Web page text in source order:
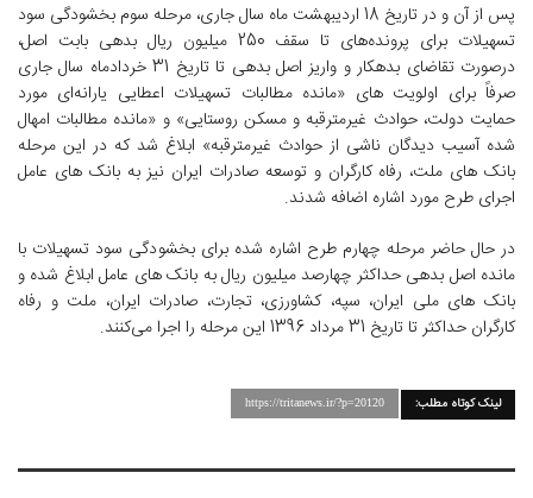
پس از آن و در تاریخ 18 اردیبهشت ماه سال جاری، مرحله سوم بخشودگی سود
تسهیلات برای پرونده‌های تا سقف 250 میلیون ریال بدهی بابت اصل،
درصورت تقاضای بدهکار و واریز اصل بدهی تا تاریخ 31 خردادماه سال جاری
صرفاً برای اولویت های «مانده مطالبات تسهیلات اعطایی یارانه‌ای مورد
حمایت دولت، حوادث غیرمترقبه و مسکن روستایی» و «مانده مطالبات امهال
شده آسیب دیدگان ناشی از حوادث غیرمترقبه» ابلاغ شد که در این مرحله
بانک های ملت، رفاه کارگران و توسعه صادرات ایران نیز به بانک های عامل
اجرای طرح مورد اشاره اضافه شدند.
در حال حاضر مرحله چهارم طرح اشاره شده برای بخشودگی سود تسهیلات با
مانده اصل بدهی حداکثر چهارصد میلیون ریال به بانک های عامل ابلاغ شده و
بانک های ملی ایران، سپه، کشاورزی، تجارت، صادرات ایران، ملت و رفاه
کارگران حداکثر تا تاریخ 31 مرداد 1396 این مرحله را اجرا می‌کنند.
لینک کوتاه مطلب: https://tritanews.ir/?p=20120